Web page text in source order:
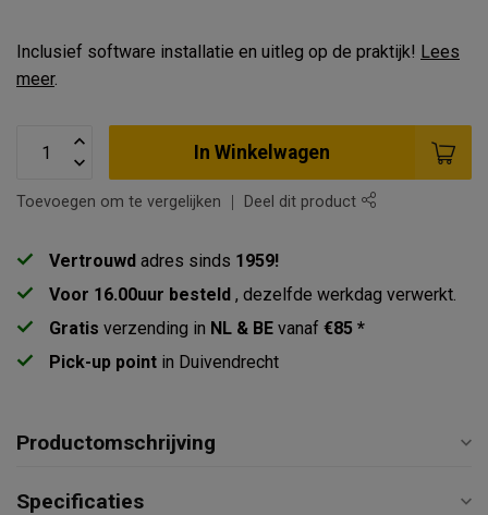
Inclusief software installatie en uitleg op de praktijk! Lees
meer.
In Winkelwagen
Toevoegen om te vergelijken Deel dit product
Vertrouwd adres sinds 1959!
Voor 16.00uur besteld , dezelfde werkdag verwerkt.
Gratis verzending in NL & BE vanaf €85 *
Pick-up point in Duivendrecht
Productomschrijving
Specificaties